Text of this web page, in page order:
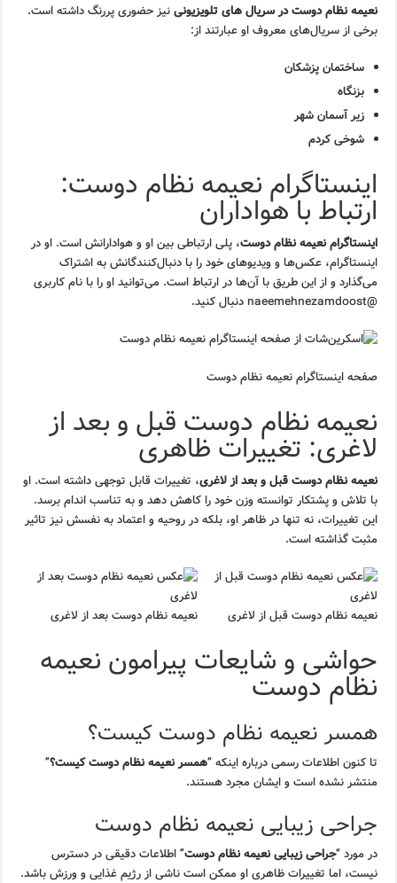
نعیمه نظام دوست در سریال های تلویزیونینیز حضوری پررنگ داشته است.
برخی از سریال‌های معروف او عبارتند از:
ساختمان پزشکان
بزنگاه
زیر آسمان شهر
شوخی کردم
اینستاگرام نعیمه نظام دوست:
ارتباط با هواداران
اینستاگرام نعیمه نظام دوست، پلی ارتباطی بین او و هوادارانش است. او در
اینستاگرام، عکس‌ها و ویدیوهای خود را با دنبال‌کنندگانش به اشتراک
می‌گذارد و از این طریق با آن‌ها در ارتباط است. می‌توانید او را با نام کاربری
@naeemehnezamdoost دنبال کنید.
صفحه اینستاگرام نعیمه نظام دوست
نعیمه نظام دوست قبل و بعد از
لاغری: تغییرات ظاهری
نعیمه نظام دوست قبل و بعد از لاغری، تغییرات قابل توجهی داشته است. او
با تلاش و پشتکار توانسته وزن خود را کاهش دهد و به تناسب اندام برسد.
این تغییرات، نه تنها در ظاهر او، بلکه در روحیه و اعتماد به نفسش نیز تاثیر
مثبت گذاشته است.
نعیمه نظام دوست قبل از لاغری نعیمه نظام دوست بعد از لاغری
حواشی و شایعات پیرامون نعیمه
نظام دوست
همسر نعیمه نظام دوست کیست؟
تا کنون اطلاعات رسمی درباره اینکه “همسر نعیمه نظام دوست کیست؟”
منتشر نشده است و ایشان مجرد هستند.
جراحی زیبایی نعیمه نظام دوست
در مورد “جراحی زیبایی نعیمه نظام دوست” اطلاعات دقیقی در دسترس
نیست، اما تغییرات ظاهری او ممکن است ناشی از رژیم غذایی و ورزش باشد.